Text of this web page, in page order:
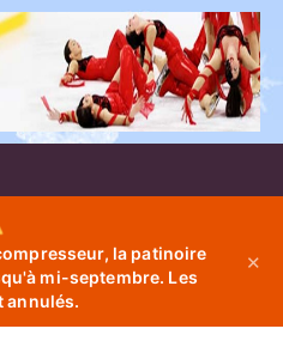
la patinoire
mi-septembre. Les
annulés.
✕